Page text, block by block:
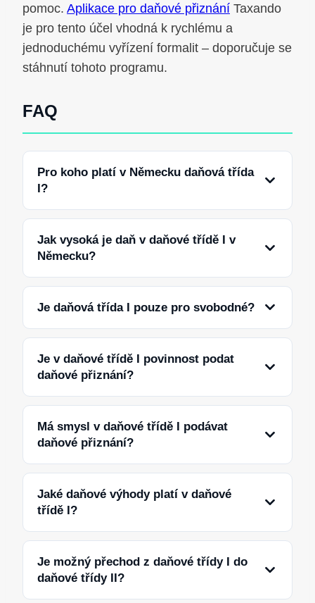
pomoc. Aplikace pro daňové přiznání Taxando
je pro tento účel vhodná k rychlému a
jednoduchému vyřízení formalit – doporučuje se
stáhnutí tohoto programu.
FAQ
Pro koho platí v Německu daňová třída
I?
Jak vysoká je daň v daňové třídě I v
Německu?
Je daňová třída I pouze pro svobodné?
Je v daňové třídě I povinnost podat
daňové přiznání?
Má smysl v daňové třídě I podávat
daňové přiznání?
Jaké daňové výhody platí v daňové
třídě I?
Je možný přechod z daňové třídy I do
daňové třídy II?